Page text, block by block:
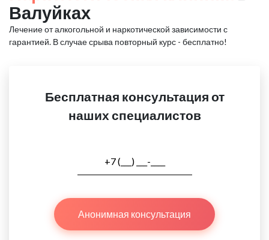
Валуйках
Лечение от алкогольной и наркотической зависимости с
гарантией. В случае срыва повторный курс - бесплатно!
Бесплатная консультация от
наших специалистов
Анонимная консультация